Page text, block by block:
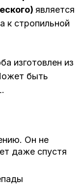
является
к стропильной
изготовлен из
быть
Он не
даже спустя